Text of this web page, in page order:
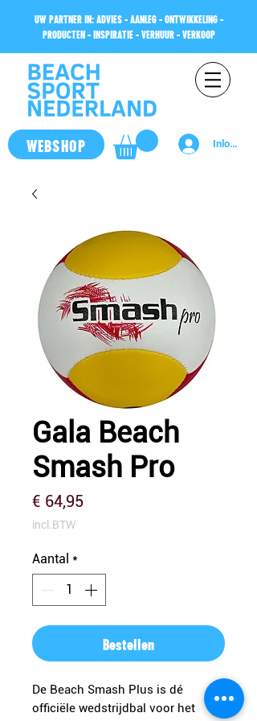
UW PARTNER IN: ADVIES - AANLEG - ONTWIKKELING -
PRODUCTEN - INSPIRATIE - VERHUUR - VERKOOP
WEBSHOP Inloggen
Gala Beach
Smash Pro
€ 64,95Prijs
incl.BTW
Aantal *
Bestellen
De Beach Smash Plus is dé
officiële wedstrijdbal voor het